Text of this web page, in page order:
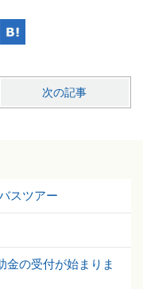
次の記事
スツアー
金の受付が始まりま